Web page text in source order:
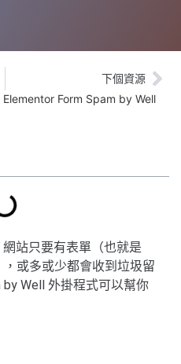
下個資源
Elementor Form Spam by Well
站只要有表單（也就是
或多或少都會收到垃圾留
Well 外掛程式可以幫你